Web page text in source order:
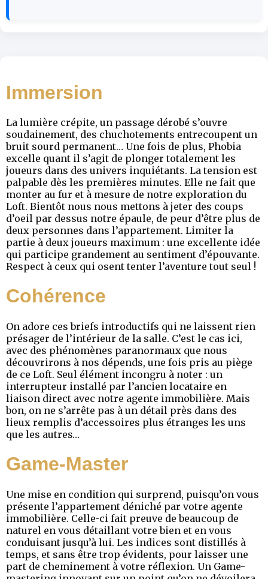
Immersion
La lumière crépite, un passage dérobé s’ouvre
soudainement, des chuchotements entrecoupent un
bruit sourd permanent… Une fois de plus, Phobia
excelle quant il s’agit de plonger totalement les
joueurs dans des univers inquiétants. La tension est
palpable dès les premières minutes. Elle ne fait que
monter au fur et à mesure de notre exploration du
Loft. Bientôt nous nous mettons à jeter des coups
d’oeil par dessus notre épaule, de peur d’être plus de
deux personnes dans l’appartement. Limiter la
partie à deux joueurs maximum : une excellente idée
qui participe grandement au sentiment d’épouvante.
Respect à ceux qui osent tenter l’aventure tout seul !
Cohérence
On adore ces briefs introductifs qui ne laissent rien
présager de l’intérieur de la salle. C’est le cas ici,
avec des phénomènes paranormaux que nous
découvrirons à nos dépends, une fois pris au piège
de ce Loft. Seul élément incongru à noter : un
interrupteur installé par l’ancien locataire en
liaison direct avec notre agente immobilière. Mais
bon, on ne s’arrête pas à un détail près dans des
lieux remplis d’accessoires plus étranges les uns
que les autres…
Game-Master
Une mise en condition qui surprend, puisqu’on vous
présente l’appartement déniché par votre agente
immobilière. Celle-ci fait preuve de beaucoup de
naturel en vous détaillant votre bien et en vous
conduisant jusqu’à lui. Les indices sont distillés à
temps, et sans être trop évidents, pour laisser une
part de cheminement à votre réflexion. Un Game-